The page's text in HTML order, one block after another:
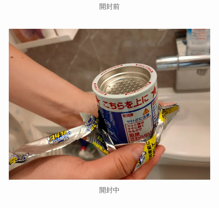
開封前
開封中